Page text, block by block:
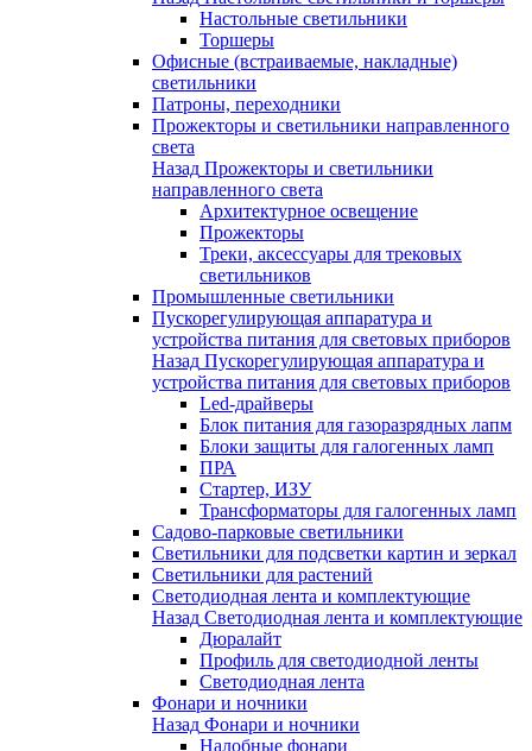
Настольные светильники
Торшеры
Офисные (встраиваемые, накладные)
светильники
Патроны, переходники
Прожекторы и светильники направленного
света
Назад Прожекторы и светильники
направленного света
Архитектурное освещение
Прожекторы
Треки, аксессуары для трековых
светильников
Промышленные светильники
Пускорегулирующая аппаратура и
устройства питания для световых приборов
Назад Пускорегулирующая аппаратура и
устройства питания для световых приборов
Led-драйверы
Блок питания для газоразрядных лапм
Блоки защиты для галогенных ламп
ПРА
Стартер, ИЗУ
Трансформаторы для галогенных ламп
Садово-парковые светильники
Светильники для подсветки картин и зеркал
Светильники для растений
Светодиодная лента и комплектующие
Назад Светодиодная лента и комплектующие
Дюралайт
Профиль для светодиодной ленты
Светодиодная лента
Фонари и ночники
Назад Фонари и ночники
Налобные фонари